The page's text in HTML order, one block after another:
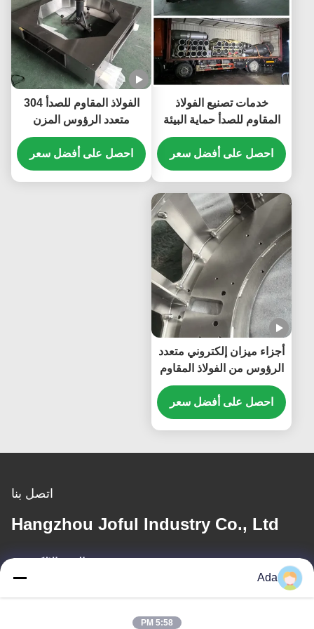
خدمات تصنيع الفولاذ
المقاوم للصدأ حماية البيئة
الصناعة تصنيف الآلات
ومعدات قطع الغيار خدمة
المعالجة
احصل على أفضل سعر
الفولاذ المقاوم للصدأ 304
متعدد الرؤوس المزن
المكونات الهابات القنوات
الممرات
احصل على أفضل سعر
أجزاء ميزان إلكتروني متعدد
الرؤوس من الفولاذ المقاوم
للصدأ لمعايير المعالجة
اليابانية، القواديس، القمع،
المزلقات
احصل على أفضل سعر
اتصل بنا
Hangzhou Joful Industry Co., Ltd
البريد الإلكتروني
Ada
5:58 PM